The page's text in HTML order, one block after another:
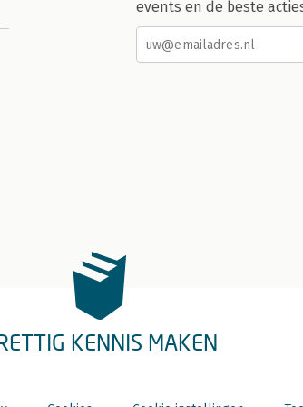
events en de beste
KENNIS MAKEN